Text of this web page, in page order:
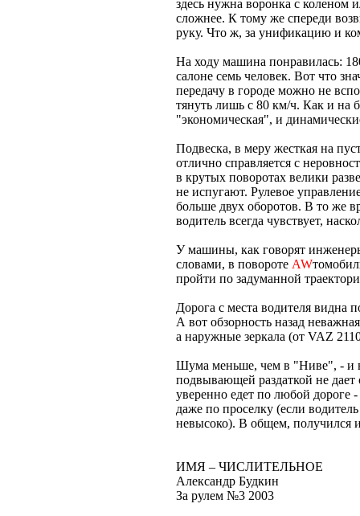
здесь нужна воронка с коленом
сложнее. К тому же спереди
руку. Что ж, за унификацию и
На ходу машина понравилась:
салоне семь человек. Вот что
передачу в городе можно не
тянуть лишь с 80 км/ч. Как и на
"экономическая", и
Подвеска, в меру жесткая на
отлично справляется с
в крутых поворотах велики
не испугают. Рулевое
больше двух оборотов. В то же
водитель всегда чувствует,
У машины, как говорят
словами, в повороте AW
пройти по задуманной
Дорога с места водителя видна
А вот обзорность назад
а наружные зеркала (от VAZ
Шума меньше, чем в "Ниве", - и
подвывающей раздаткой не дает
уверенно едет по любой дороге
даже по проселку (если
невысоко). В общем, получился
ИМЯ – ЧИСЛИТЕЛЬНОЕ
Александр Будкин
За рулем №3 2003